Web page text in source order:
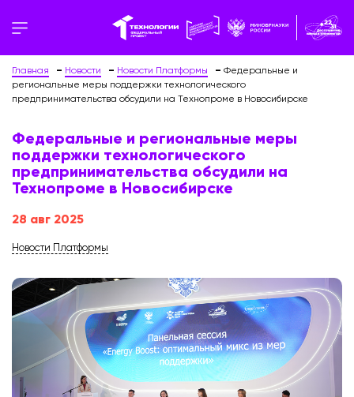
Главная Новости Новости Платформы
Федеральные и
региональные меры поддержки технологического
предпринимательства обсудили на Технопроме в Новосибирске
Федеральные и региональные меры
поддержки технологического
предпринимательства обсудили на
Технопроме в Новосибирске
28 авг 2025
Новости Платформы